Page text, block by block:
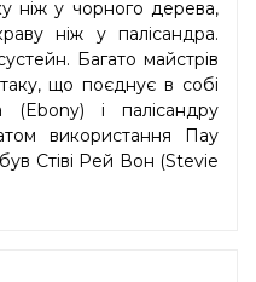
ніж у чорного дерева,
ніж у палісандра.
Багато майстрів
що поєднує в собі
(Ebony) і палісандру
використання Пау
Стіві Рей Вон (Stevie